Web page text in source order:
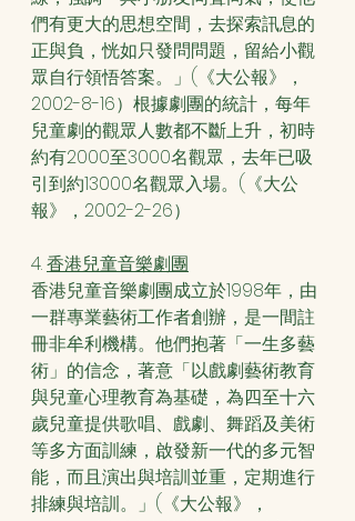
們有更大的思想空間，去探索訊息的
正與負，恍如只發問問題，留給小觀
眾自行領悟答案。」(《大公報》，
2002-8-16）根據劇團的統計，每年
兒童劇的觀眾人數都不斷上升，初時
約有2000至3000名觀眾，去年已吸
引到約13000名觀眾入場。(《大公
報》，2002-2-26）
4. 香港兒童音樂劇團
香港兒童音樂劇團成立於1998年，由
一群專業藝術工作者創辦，是一間註
冊非牟利機構。他們抱著「一生多藝
術」的信念，著意「以戲劇藝術教育
與兒童心理教育為基礎，為四至十六
歲兒童提供歌唱、戲劇、舞蹈及美術
等多方面訓練，啟發新一代的多元智
能，而且演出與培訓並重，定期進行
排練與培訓。」(《大公報》，